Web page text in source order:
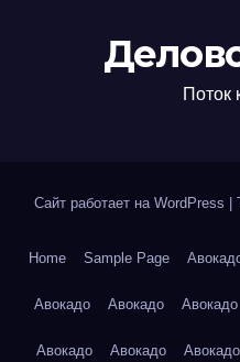
Поток
Сайт работает на WordPress
Home Sample Page
Авокадо Авокадо Авокадо
Авокадо Авокадо Авокадо